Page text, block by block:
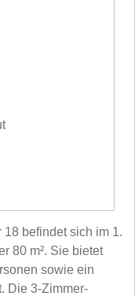
befindet sich im 1.
80 m². Sie bietet
sowie ein
Die 3-Zimmer-